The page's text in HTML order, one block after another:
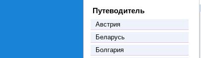
Путеводитель
Австрия
Беларусь
Болгария